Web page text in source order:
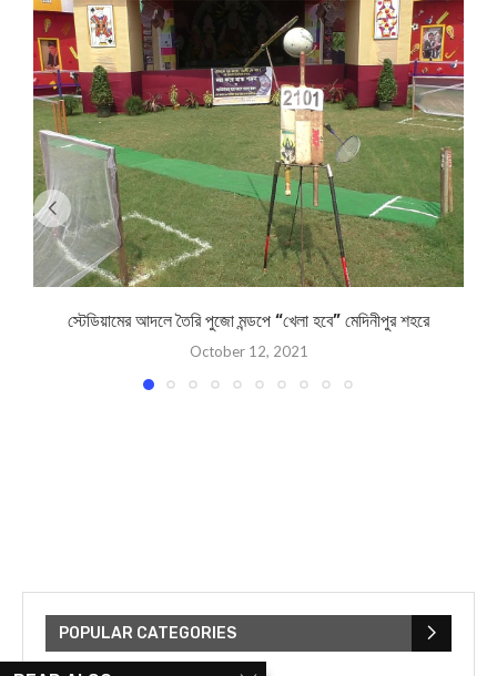
স্টেডিয়ামের আদলে তৈরি পুজো মন্ডপে “খেলা হবে” মেদিনীপুর শহরে
October 12, 2021
POPULAR CATEGORIES